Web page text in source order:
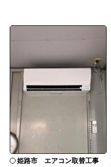
姫路市 エアコン取替工事